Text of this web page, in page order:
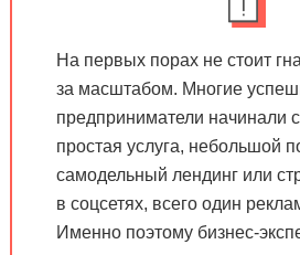
На первых порах не стоит
за масштабом. Многие
предприниматели начинали с
простая услуга, небольшой
самодельный лендинг или
в соцсетях, всего один
Именно поэтому бизнес-